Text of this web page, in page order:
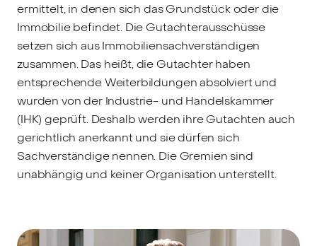
ermittelt, in denen sich das Grundstück oder die
Immobilie befindet. Die Gutachterausschüsse
setzen sich aus Immobiliensachverständigen
zusammen. Das heißt, die Gutachter haben
entsprechende Weiterbildungen absolviert und
wurden von der Industrie- und Handelskammer
(IHK) geprüft. Deshalb werden ihre Gutachten auch
gerichtlich anerkannt und sie dürfen sich
Sachverständige nennen. Die Gremien sind
unabhängig und keiner Organisation unterstellt.